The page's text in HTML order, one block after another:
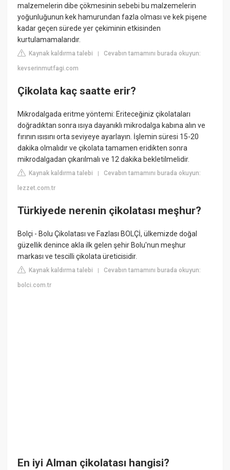
malzemelerin dibe çökmesinin sebebi bu malzemelerin
yoğunluğunun kek hamurundan fazla olması ve kek pişene
kadar geçen sürede yer çekiminin etkisinden
kurtulamamalarıdır.
Kaynak kaldırma talebi |Cevabın tamamını burada okuyun:
kevserinmutfagi.com
Çikolata kaç saatte erir?
Mikrodalgada eritme yöntemi: Eriteceğiniz çikolataları
doğradıktan sonra ısıya dayanıklı mikrodalga kabına alın ve
fırının ısısını orta seviyeye ayarlayın. İşlemin süresi 15-20
dakika olmalıdır ve çikolata tamamen eridikten sonra
mikrodalgadan çıkarılmalı ve 12 dakika bekletilmelidir.
Kaynak kaldırma talebi |Cevabın tamamını burada okuyun:
lezzet.com.tr
Türkiyede nerenin çikolatası meşhur?
Bolçi - Bolu Çikolatası ve Fazlası BOLÇİ, ülkemizde doğal
güzellik denince akla ilk gelen şehir Bolu'nun meşhur
markası ve tescilli çikolata üreticisidir.
Kaynak kaldırma talebi |Cevabın tamamını burada okuyun:
bolci.com.tr
En iyi Alman çikolatası hangisi?